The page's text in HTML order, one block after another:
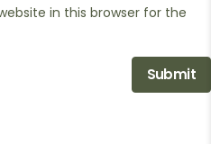
in this browser for the